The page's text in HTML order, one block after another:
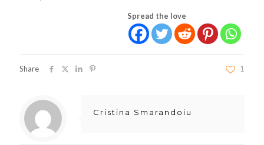
Spread the love
Share 1
Cristina Smarandoiu